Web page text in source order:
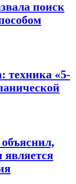
поиск
техника «5-
является